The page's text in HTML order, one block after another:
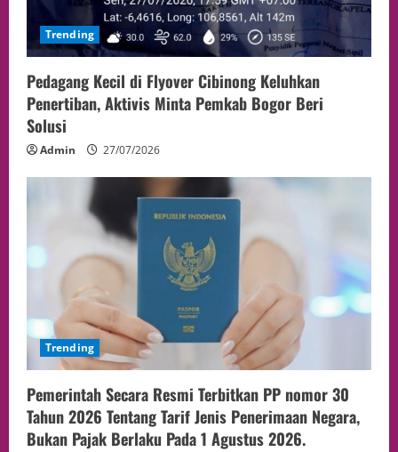
Trending
Pedagang Kecil di Flyover Cibinong Keluhkan
Penertiban, Aktivis Minta Pemkab Bogor Beri
Solusi
Admin 27/07/2026
Trending
Pemerintah Secara Resmi Terbitkan PP nomor 30
Tahun 2026 Tentang Tarif Jenis Penerimaan Negara,
Bukan Pajak Berlaku Pada 1 Agustus 2026.